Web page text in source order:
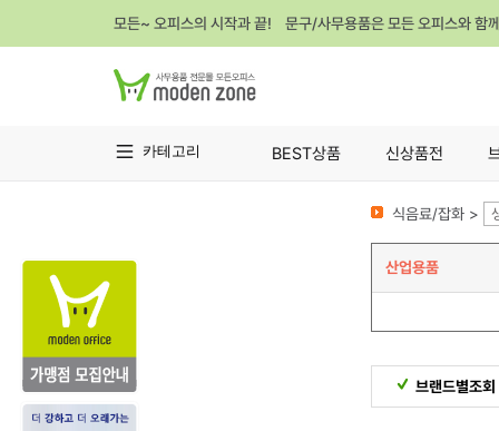
모든~ 오피스의 시작과 끝! 문구/사무용품은 모든 오피스와 함
카테고리 BEST상품 신상품전
식음료/잡화 >
산업용품
브랜드별조회